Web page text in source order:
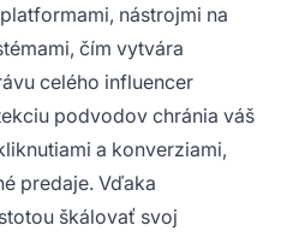
nástrojmi na
čím vytvára
celého influencer
podvodov chránia váš
a konverziami,
predaje. Vďaka
škálovať svoj